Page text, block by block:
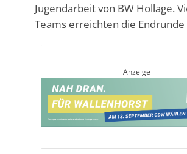
Jugendarbeit von BW Hollage.
Teams erreichten die Endrunde
Anzeige